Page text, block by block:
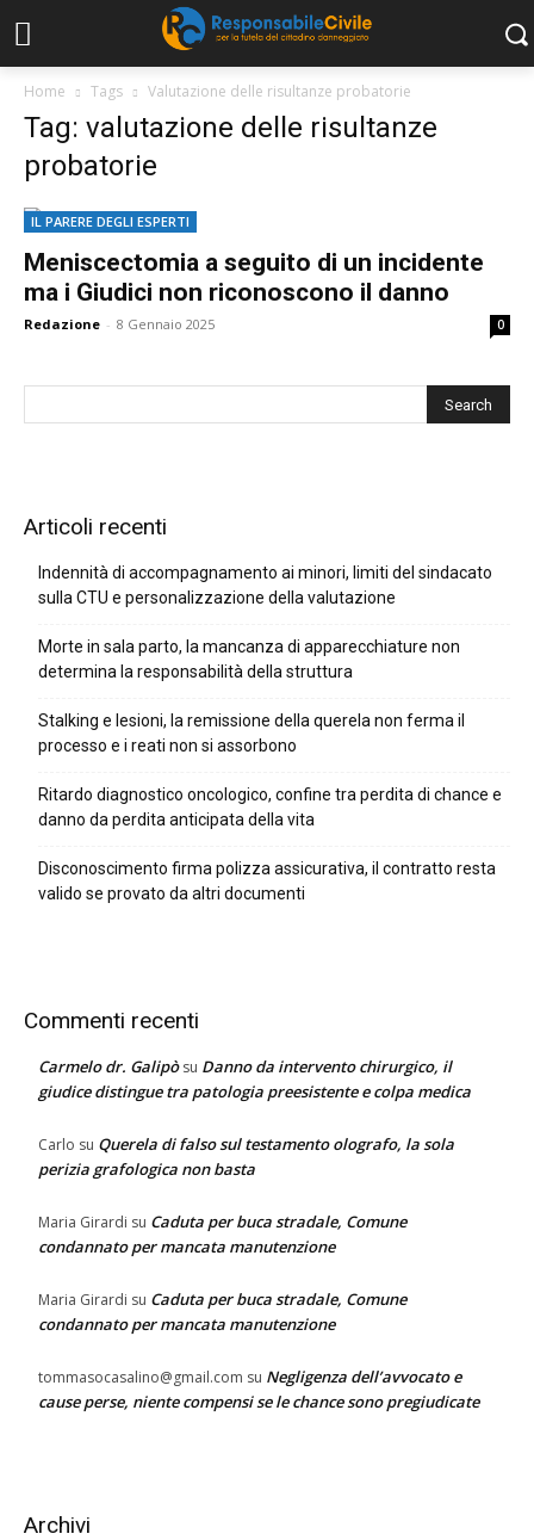
Home Tags Valutazione delle risultanze probatorie
Tag: valutazione delle risultanze
probatorie
IL PARERE DEGLI ESPERTI
Meniscectomia a seguito di un incidente
ma i Giudici non riconoscono il danno
Redazione - 8 Gennaio 2025 0
Articoli recenti
Indennità di accompagnamento ai minori, limiti del sindacato
sulla CTU e personalizzazione della valutazione
Morte in sala parto, la mancanza di apparecchiature non
determina la responsabilità della struttura
Stalking e lesioni, la remissione della querela non ferma il
processo e i reati non si assorbono
Ritardo diagnostico oncologico, confine tra perdita di chance e
danno da perdita anticipata della vita
Disconoscimento firma polizza assicurativa, il contratto resta
valido se provato da altri documenti
Commenti recenti
Carmelo dr. Galipòsu Danno da intervento chirurgico, il
giudice distingue tra patologia preesistente e colpa medica
Carlo su Querela di falso sul testamento olografo, la sola
perizia grafologica non basta
Maria Girardi su Caduta per buca stradale, Comune
condannato per mancata manutenzione
Maria Girardi su Caduta per buca stradale, Comune
condannato per mancata manutenzione
tommasocasalino@gmail.com su Negligenza dell’avvocato e
cause perse, niente compensi se le chance sono pregiudicate
Archivi